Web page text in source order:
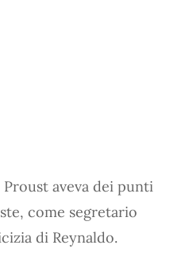
aveva dei punti
come segretario
di Reynaldo.